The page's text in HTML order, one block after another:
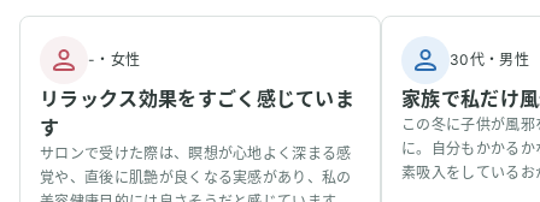
- ・ 女性
リラックス効果をすごく感じていま
す
サロンで受けた際は、瞑想が心地よく深まる感
覚や、直後に肌艶が良くなる実感があり、私の
30代・男性
家族で私だけ
この冬に子供が風
に。自分もかかる
素吸入をしている